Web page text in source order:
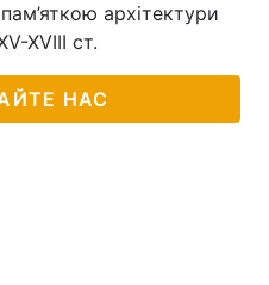
архітектури
XVIII ст.
НАС